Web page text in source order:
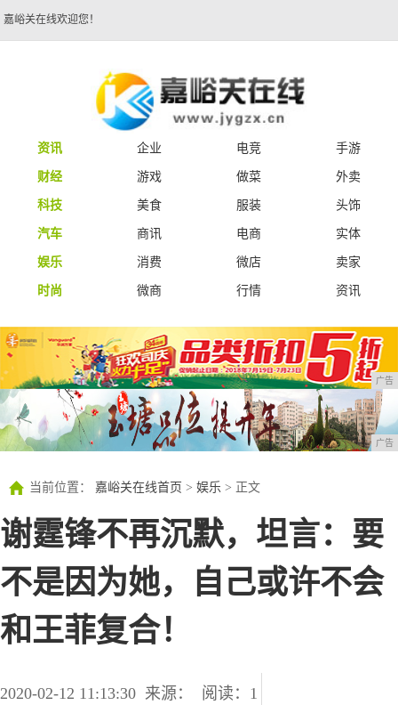
嘉峪关在线欢迎您！
资讯 企业 电竞
手游
财经
游戏 做菜
外卖
科技
美食 服装
头饰
汽车
商讯 电商
实体
娱乐
消费 微店
卖家
时尚
微商 行情 资讯
广告
广告
当前位置： 嘉峪关在线首页 > 娱乐 > 正文
谢霆锋不再沉默，坦言：要
不是因为她，自己或许不会
和王菲复合！
2020-02-12 11:13:30 来源： 阅读：1